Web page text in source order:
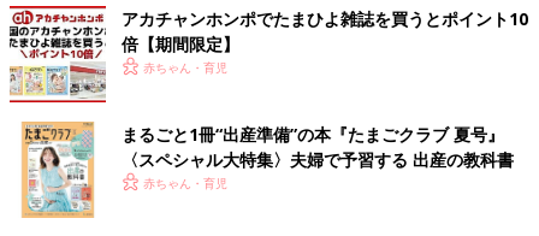
アカチャンホンポでたまひよ雑誌を買うとポイント10
倍【期間限定】
赤ちゃん・育児
まるごと1冊“出産準備”の本『たまごクラブ 夏号』
〈スペシャル大特集〉夫婦で予習する 出産の教科書
赤ちゃん・育児